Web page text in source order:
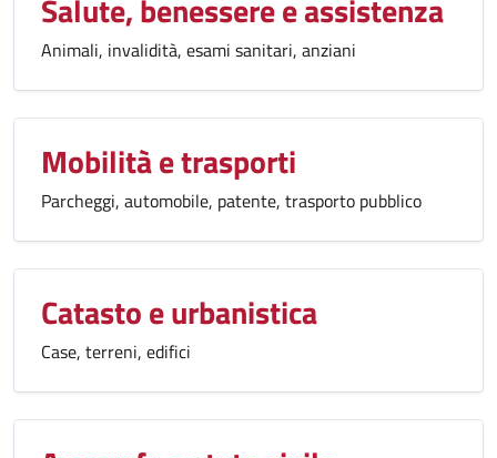
Salute, benessere e assistenza
Animali, invalidità, esami sanitari, anziani
Mobilità e trasporti
Parcheggi, automobile, patente, trasporto pubblico
Catasto e urbanistica
Case, terreni, edifici